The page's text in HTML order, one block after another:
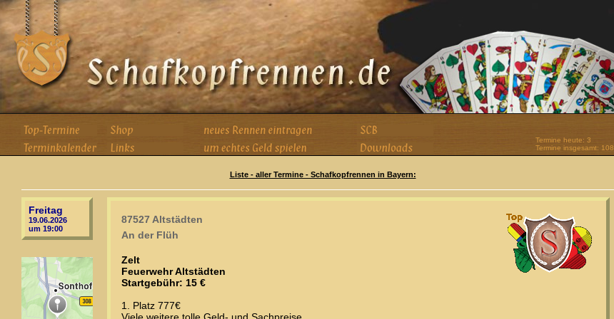
Termine heute: 3
Termine insgesamt: 108
Liste - aller Termine - Schafkopfrennen in Bayern:
Freitag
19.06.2026
um 19:00
87527 Altstädten
An der Flüh
Zelt
Feuerwehr Altstädten
Startgebühr: 15 €
1. Platz 777€